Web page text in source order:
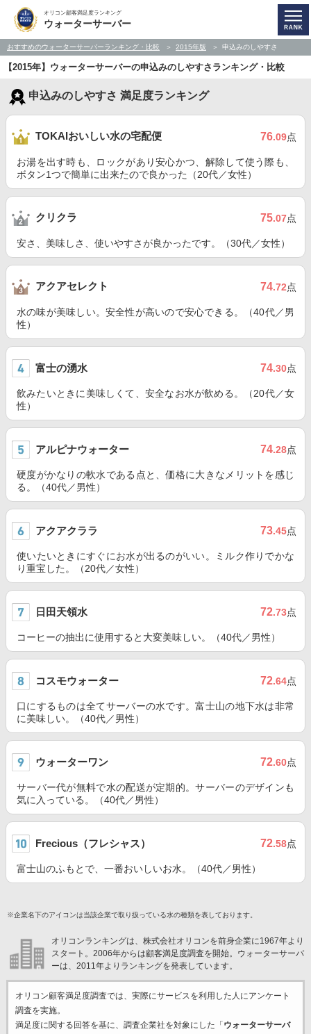
オリコン顧客満足度ランキング
ウォーターサーバー
おすすめのウォーターサーバーランキング・比較 2015年版 申込みのしやすさ
【2015年】ウォーターサーバーの申込みのしやすさランキング・比較
申込みのしやすさ 満足度ランキング
TOKAIおいしい水の宅配便 76.09点
お湯を出す時も、ロックがあり安心かつ、解除して使う際も、
ボタン1つで簡単に出来たので良かった（20代／女性）
クリクラ 75.07点
安さ、美味しさ、使いやすさが良かったです。（30代／女性）
アクアセレクト 74.72点
水の味が美味しい。安全性が高いので安心できる。（40代／男
性）
富士の湧水 74.30点
飲みたいときに美味しくて、安全なお水が飲める。（20代／女
性）
アルピナウォーター 74.28点
硬度がかなりの軟水である点と、価格に大きなメリットを感じ
る。（40代／男性）
アクアクララ 73.45点
使いたいときにすぐにお水が出るのがいい。ミルク作りでかな
り重宝した。（20代／女性）
日田天領水 72.73点
コーヒーの抽出に使用すると大変美味しい。（40代／男性）
コスモウォーター 72.64点
口にするものは全てサーバーの水です。富士山の地下水は非常
に美味しい。（40代／男性）
ウォーターワン 72.60点
サーバー代が無料で水の配送が定期的。サーバーのデザインも
気に入っている。（40代／男性）
Frecious（フレシャス） 72.58点
富士山のふもとで、一番おいしいお水。（40代／男性）
※企業名下のアイコンは当該企業で取り扱っている水の種類を表しております。
オリコンランキングは、株式会社オリコンを前身企業に1967年より
スタート。2006年からは顧客満足度調査を開始。ウォーターサーバ
ーは、2011年よりランキングを発表しています。
オリコン顧客満足度調査では、実際にサービスを利用した 人にアンケート
調査を実施。
満足度に関する回答を基に、調査企業社を対象にした「 ウォーターサーバ